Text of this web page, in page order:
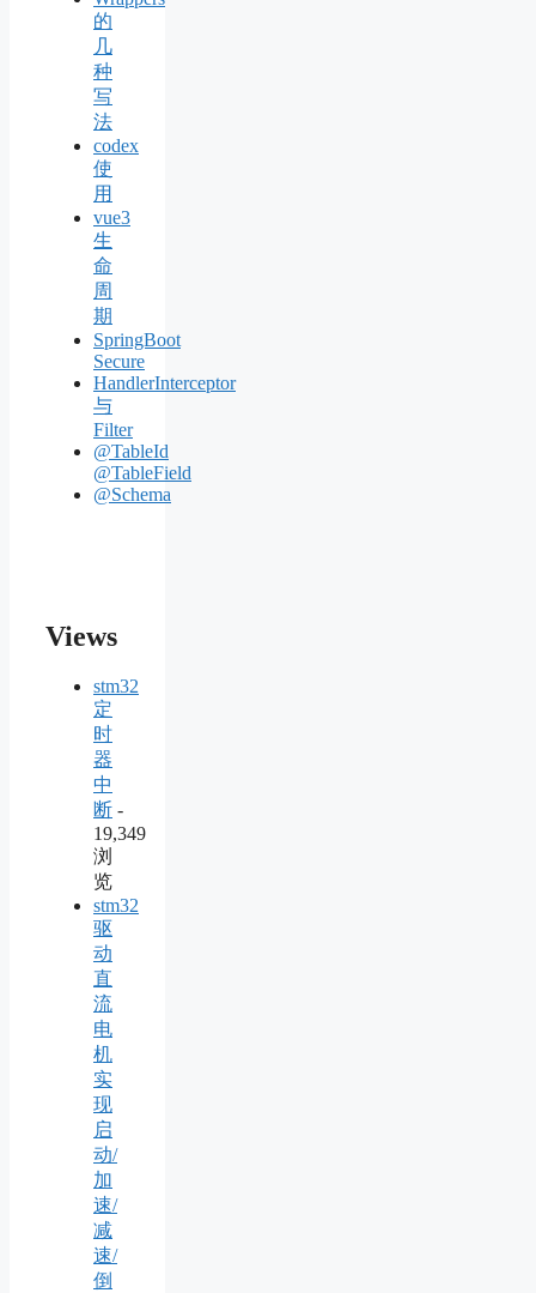
的
几
种
写
法
codex
使
用
vue3
生
命
周
期
SpringBoot
Secure
HandlerInterceptor
与
Filter
@TableId
@TableField
@Schema
Views
stm32
定
时
器
中
断 -
19,349
浏
览
stm32
驱
动
直
流
电
机
实
现
启
动/
加
速/
减
速/
倒